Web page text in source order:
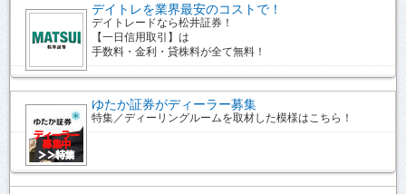
デイトレを業界最安のコストで！
デイトレードなら松井証券！
【一日信用取引】は
手数料・金利・貸株料が全て無料！
ゆたか証券がディーラー募集
特集／ディーリングルームを取材した模様はこちら！